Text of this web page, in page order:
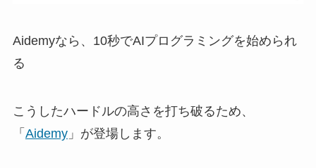
Aidemyなら、10秒でAIプログラミングを始められ
る
こうしたハードルの高さを打ち破るため、
「 Aidemy」が登場します。